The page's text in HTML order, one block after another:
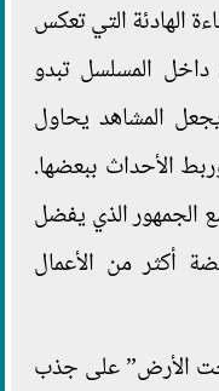
الهادئة التي تعكس
المسلسل تبدو
المشاهد يحاول
الأحداث ببعضها.
الجمهور الذي يفضل
أكثر من الأعمال
الأرض” على جذب